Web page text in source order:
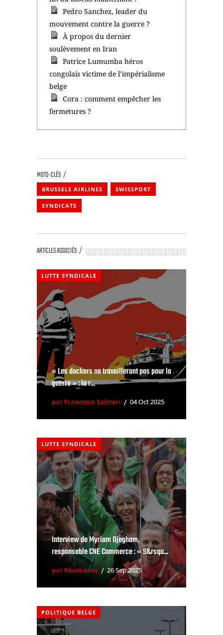
Pedro Sanchez, leader du
mouvement contre la guerre ?
À propos du dernier
soulèvement en Iran
Patrice Lumumba héros
congolais victime de l’impérialisme
belge
Cora : comment empêcher les
fermetures ?
MOTS-CLÉS
BRUSSELS AIRLINES SWISSPORT
SYNDICATS
ARTICLES ASSOCIÉS
LUTTE SYNDICALE
« Les dockers ne travailleront pas pour la
guerre » : la r...
par Francesco Salmeri 04 Oct 2025
LUTTE SYNDICALE
Interview de Myriam Djegham,
responsable CNE Commerce : « S&rsqu...
par Révolution 26 Sep 2025
POLITIQUE BELGE